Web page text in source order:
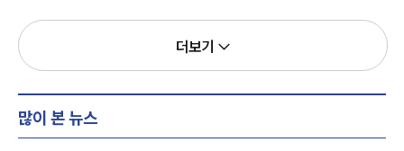
더보기
많이 본 뉴스